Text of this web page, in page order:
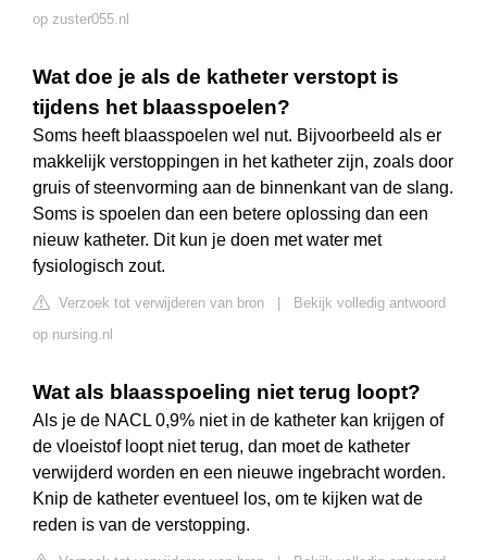
op zuster055.nl
Wat doe je als de katheter verstopt is
tijdens het blaasspoelen?
Soms heeft blaasspoelen wel nut. Bijvoorbeeld als er
makkelijk verstoppingen in het katheter zijn, zoals door
gruis of steenvorming aan de binnenkant van de slang.
Soms is spoelen dan een betere oplossing dan een
nieuw katheter. Dit kun je doen met water met
fysiologisch zout.
Verzoek tot verwijderen van bron
Bekijk volledig antwoord
op nursing.nl
Wat als blaasspoeling niet terug loopt?
Als je de NACL 0,9% niet in de katheter kan krijgen of
de vloeistof loopt niet terug, dan moet de katheter
verwijderd worden en een nieuwe ingebracht worden.
Knip de katheter eventueel los, om te kijken wat de
reden is van de verstopping.